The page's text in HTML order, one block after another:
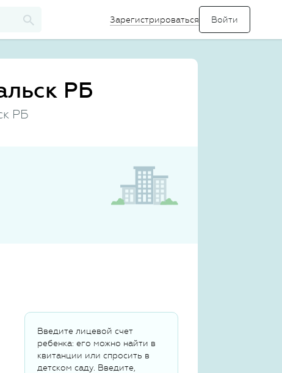
Зарегистрироваться
РБ
РБ
Введите лицевой счет
ребенка: его можно найти в
квитанции или спросить в
детском саду. Введите,